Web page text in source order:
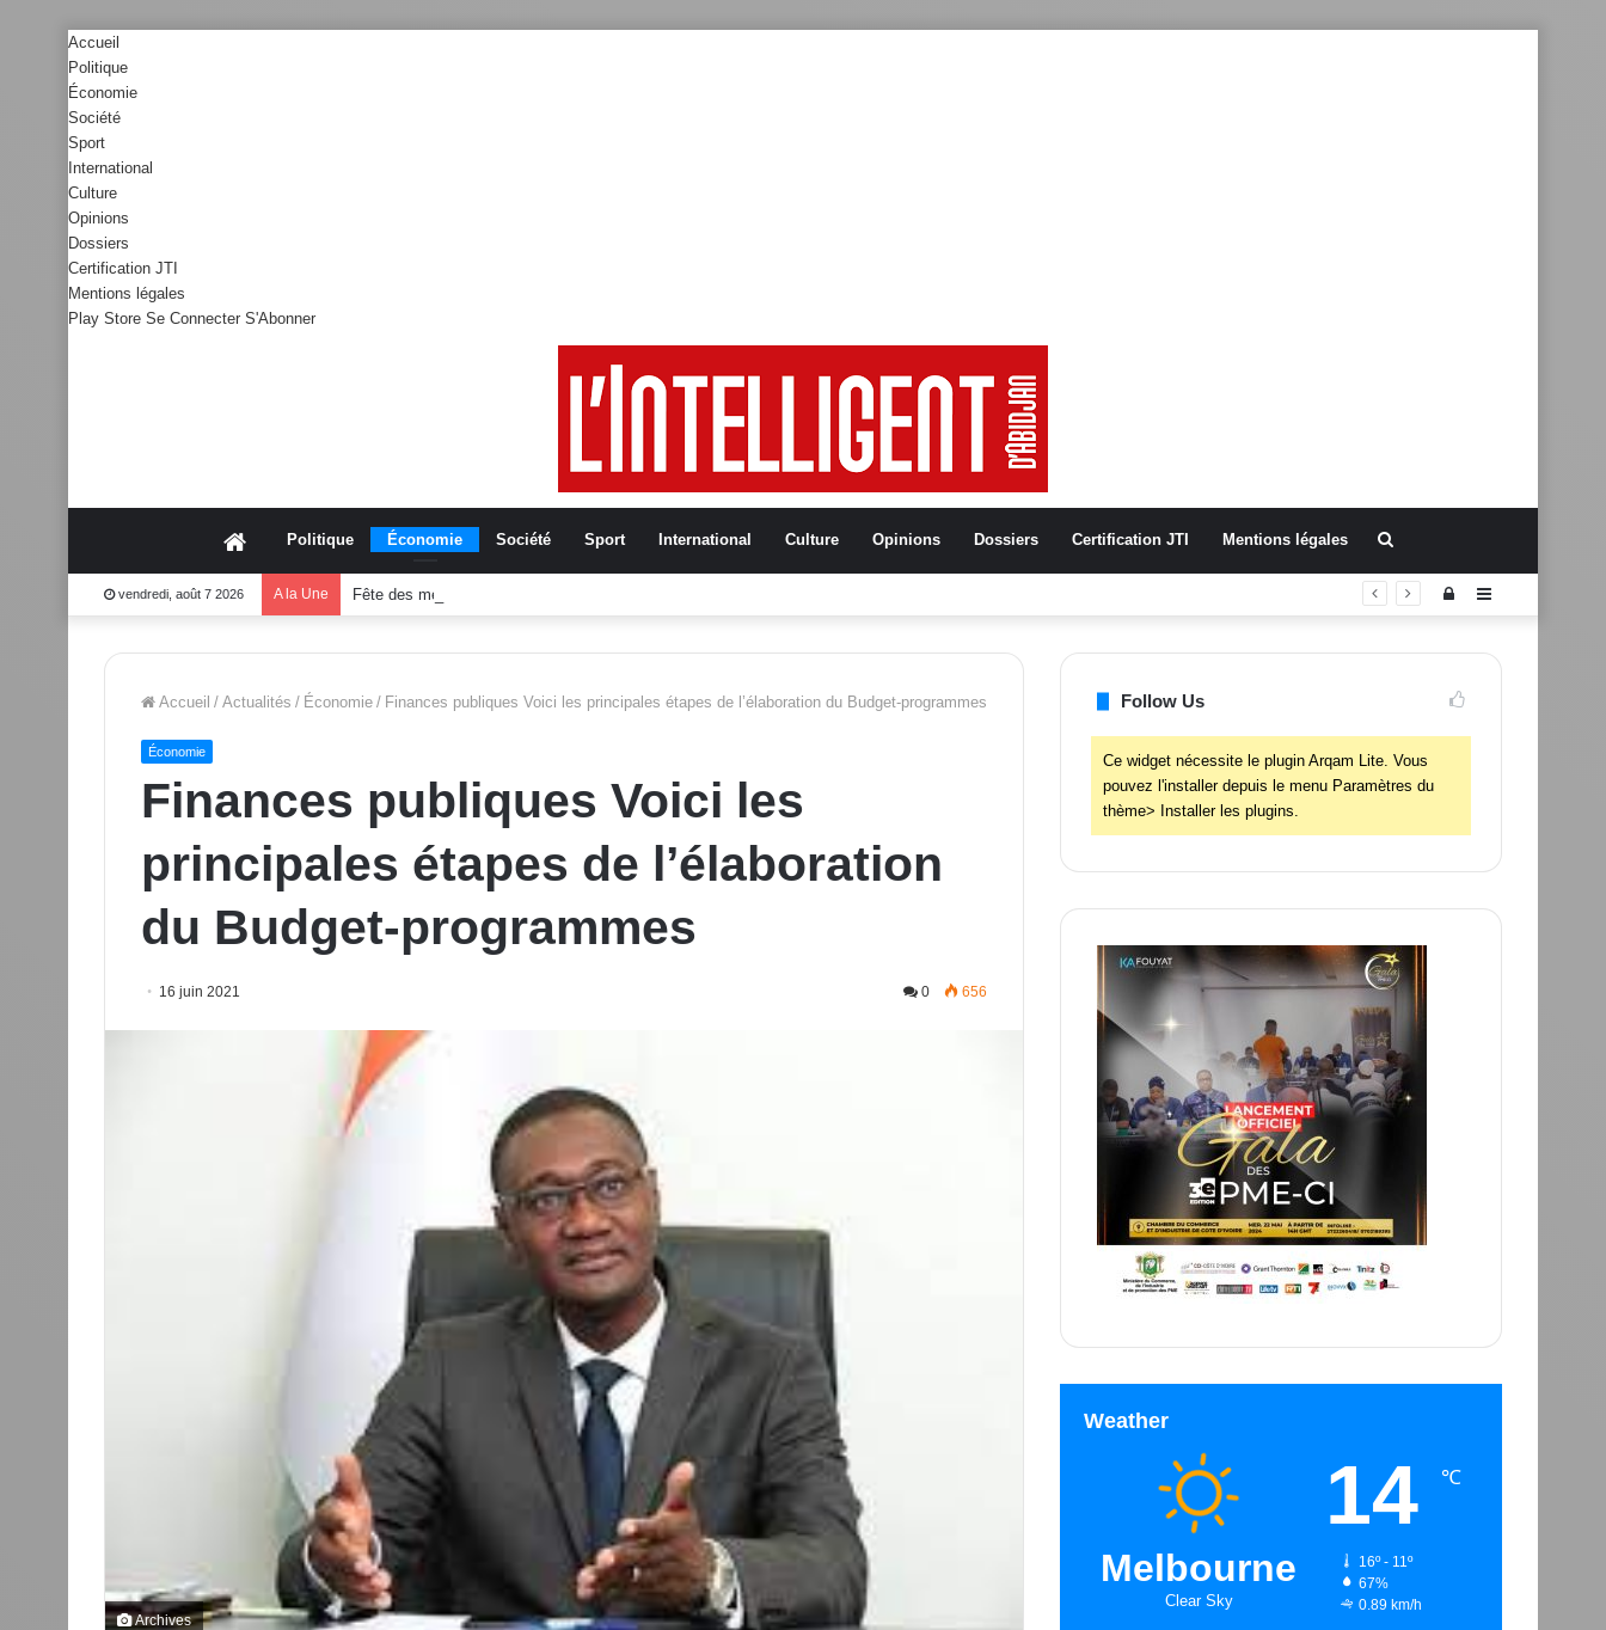
Accueil
Politique
Économie
Société
Sport
International
Culture
Opinions
Dossiers
Certification JTI
Mentions légales
Play Store Se Connecter S'Abonner
AccueilPolitique Économie Société Sport International Culture Opinions Dossiers Certification JTI Mentions légales
vendredi, août 7 2026 A la Une Fête des mères 2026:Moussa Traoré Koudougou rend hommage aux femmes de Morondo Sidebar
Connexion
Accueil / Actualités / Économie / Finances publiques Voici les principales étapes de l’élaboration du Budget-programmes
Économie
Finances publiques Voici les
principales étapes de l’élaboration
du Budget-programmes
16 juin 2021 0 656
Archives
Follow Us
Ce widget nécessite le plugin Arqam Lite. Vous
pouvez l'installer depuis le menu Paramètres du
thème> Installer les plugins.
Weather
Melbourne
Clear Sky
14 ℃
16º - 11º
67%
0.89 km/h